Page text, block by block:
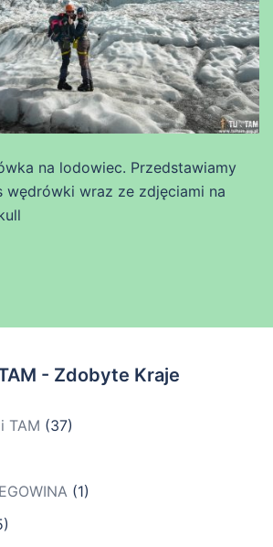
na lodowiec. Przedstawiamy
wędrówki wraz ze zdjęciami na
- Zdobyte Kraje
TAM (37)
(1)